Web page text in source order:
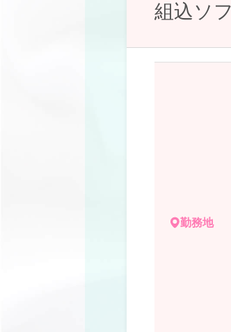
組込ソ
勤務地